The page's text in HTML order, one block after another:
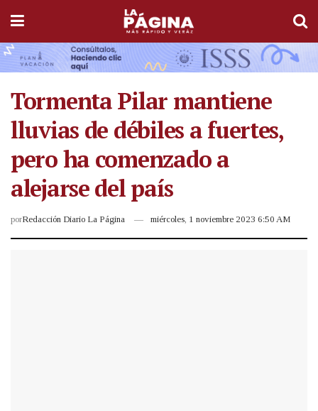
Tormenta Pilar mantiene
lluvias de débiles a fuertes,
pero ha comenzado a
alejarse del país
porRedacción Diario La Página miércoles, 1 noviembre 2023 6:50 AM